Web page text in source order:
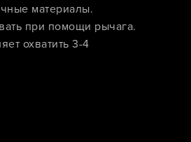
материалы.
при помощи рычага.
охватить 3-4